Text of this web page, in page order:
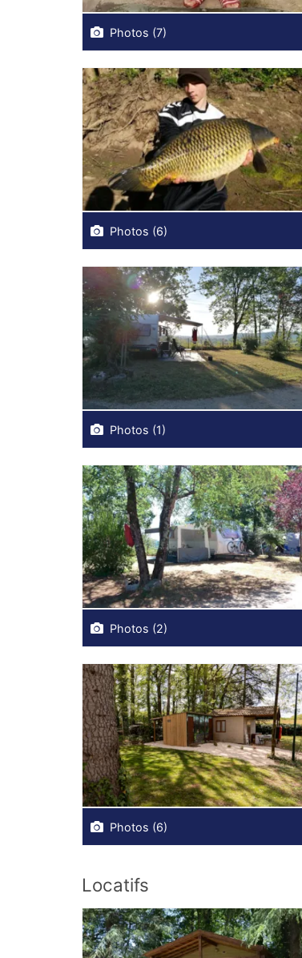
Photos (7)
Photos (6)
Photos (1)
Photos (2)
Photos (6)
Locatifs